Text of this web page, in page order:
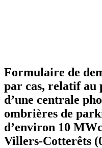
Formulaire de
par cas, relatif au
d’une centrale
ombrières de
d’environ 10
Villers-Cotterêts